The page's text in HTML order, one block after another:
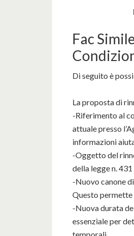
Fac
Di seguito è
La proposta di
-Riferimento al
attuale presso
informazioni
-Oggetto del
della legge n.
-Nuovo canone
Questo permette
-Nuova durata
essenziale per